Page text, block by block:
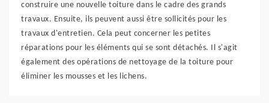
construire une nouvelle toiture dans le cadre des grands
travaux. Ensuite, ils peuvent aussi être sollicités pour les
travaux d'entretien. Cela peut concerner les petites
réparations pour les éléments qui se sont détachés. Il s'agit
également des opérations de nettoyage de la toiture pour
éliminer les mousses et les lichens.